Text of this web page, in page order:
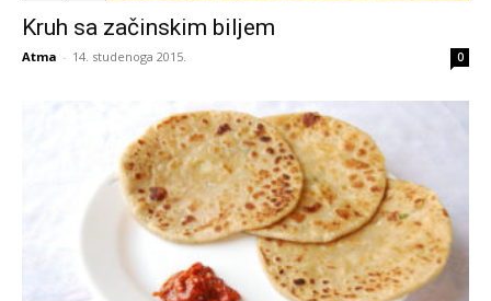
Kruh sa začinskim biljem
Atma - 14. studenoga 2015. 0